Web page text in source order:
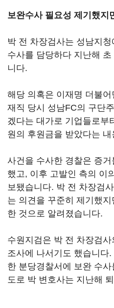
보완수사 필요성 제기했지
박 전 차장검사는 성남지
수사를 담당하다 지난해
니다.
해당 의혹은 이재명 더불
재직 당시 성남FC의 구단
겠다는 대가로 기업들로부
원의 후원금을 받았다는 내
사건을 수사한 경찰은 증
했고, 이후 고발인 측의 이
보됐습니다. 박 전 차장검
는 의견을 꾸준히 제기했
한 것으로 알려졌습니다.
수원지검은 박 전 차장검
조사에 나서기도 했습니다
한 분당경찰서에 보완 수
도로 박 변호사는 지난해